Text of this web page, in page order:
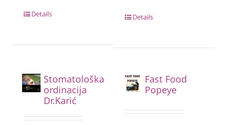
Details Details
Stomatološka
ordinacija
Dr.Karić
Fast Food
Popeye